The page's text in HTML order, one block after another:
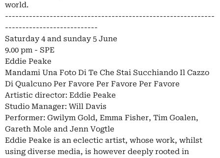
world.
-------------------------------------------------------------
---------------------------
Saturday 4 and sunday 5 June
9.00 pm - SPE
Eddie Peake
Mandami Una Foto Di Te Che Stai Succhiando Il Cazzo
Di Qualcuno Per Favore Per Favore Per Favore
Artistic director: Eddie Peake
Studio Manager: Will Davis
Performer: Gwilym Gold, Emma Fisher, Tim Goalen,
Gareth Mole and Jenn Vogtle
Eddie Peake is an eclectic artist, whose work, whilst
using diverse media, is however deeply rooted in